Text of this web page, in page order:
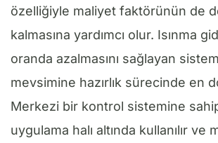
özelliğiyle maliyet faktörünün de
kalmasına yardımcı olur. Isınma
oranda azalmasını sağlayan
mevsimine hazırlık sürecinde en
Merkezi bir kontrol sistemine
uygulama halı altında kullanılır ve